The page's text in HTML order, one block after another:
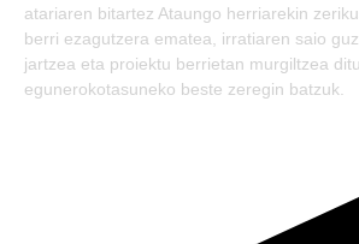
atariaren bitartez Ataungo herriarekin
berri ezagutzera ematea, irratiaren saio
jartzea eta proiektu berrietan murgiltzea ditu
egunerokotasuneko beste zeregin batzuk.